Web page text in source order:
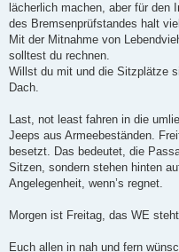
lächerlich machen, aber für den
des Bremsenprüfstandes halt
Mit der Mitnahme von
solltest du rechnen.
Willst du mit und die Sitzplätze
Dach.
Last, not least fahren in die
Jeeps aus Armeebeständen.
besetzt. Das bedeutet, die
Sitzen, sondern stehen hinten
Angelegenheit, wenn’s regnet.
Morgen ist Freitag, das WE
Euch allen in nah und fern